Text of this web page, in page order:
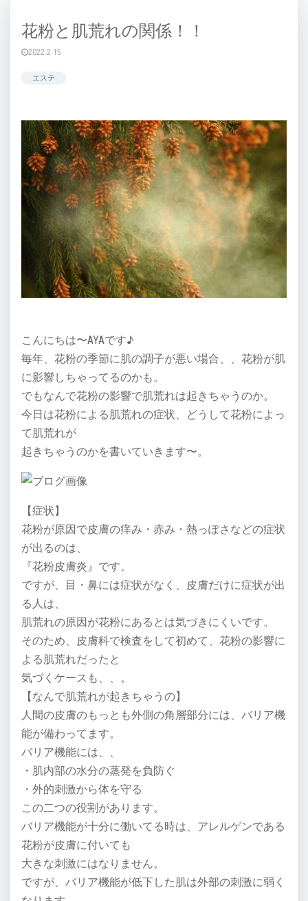
花粉と肌荒れの関係！！
2022.2.15
エステ
こんにちは〜AYAです♪
毎年、花粉の季節に肌の調子が悪い場合、、花粉が肌
に影響しちゃってるのかも。
でもなんで花粉の影響で肌荒れは起きちゃうのか。
今日は花粉による肌荒れの症状、どうして花粉によっ
て肌荒れが
起きちゃうのかを書いていきます〜。
【症状】
花粉が原因で皮膚の痒み・赤み・熱っぽさなどの症状
が出るのは、
『花粉皮膚炎』です。
ですが、目・鼻には症状がなく、皮膚だけに症状が出
る人は、
肌荒れの原因が花粉にあるとは気づきにくいです。
そのため、皮膚科で検査をして初めて、花粉の影響に
よる肌荒れだったと
気づくケースも、、。
【なんで肌荒れが起きちゃうの】
人間の皮膚のもっとも外側の角層部分には、バリア機
能が備わってます。
バリア機能には、、
・肌内部の水分の蒸発を負防ぐ
・外的刺激から体を守る
この二つの役割があります。
バリア機能が十分に働いてる時は、アレルゲンである
花粉が皮膚に付いても
大きな刺激にはなりません。
ですが、バリア機能が低下した肌は外部の刺激に弱く